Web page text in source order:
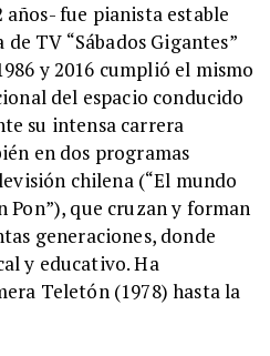
años- fue pianista estable
TV “Sábados Gigantes”
y 2016 cumplió el mismo
del espacio conducido
su intensa carrera
en dos programas
chilena (“El mundo
Pon”), que cruzan y forman
generaciones, donde
y educativo. Ha
Teletón (1978) hasta la